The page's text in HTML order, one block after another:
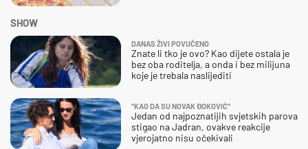
SHOW
DANAS ŽIVI POVUČENO
Znate li tko je ovo? Kao dijete ostala je
bez oba roditelja, a onda i bez milijuna
koje je trebala naslijediti
"KAO DA SU NOVAK ĐOKOVIĆ"
Jedan od najpoznatijih svjetskih parova
stigao na Jadran, ovakve reakcije
vjerojatno nisu očekivali